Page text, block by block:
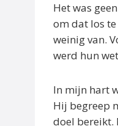
Het was
om dat los
weinig van.
werd hun
In mijn hart
Hij begreep
doel bereikt.